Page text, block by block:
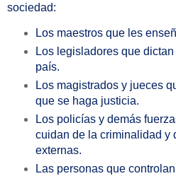
sociedad:
Los maestros que les
Los legisladores que
país.
Los magistrados y jueces
que se haga justicia.
Los policías y demás
cuidan de la criminalidad y
externas.
Las personas que